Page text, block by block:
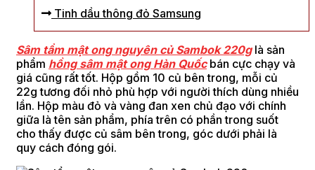
Tinh dầu thông đỏ Samsung
Sâm tẩm mật ong nguyên củ Sambok 220glà sản
phẩm hồng sâm mật ong Hàn Quốcbán cực chạy và
giá cũng rất tốt. Hộp gồm 10 củ bên trong, mỗi củ
22g tương đối nhỏ phù hợp với người thích dùng nhiều
lần. Hộp màu đỏ và vàng đan xen chủ đạo với chính
giữa là tên sản phẩm, phía trên có phần trong suốt
cho thấy được củ sâm bên trong, góc dưới phải là
quy cách đóng gói.